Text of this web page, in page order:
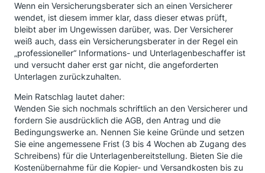
Wenn ein Versicherungsberater sich an einen Versicherer
wendet, ist diesem immer klar, dass dieser etwas prüft,
bleibt aber im Ungewissen darüber, was. Der Versicherer
weiß auch, dass ein Versicherungsberater in der Regel ein
„professioneller“ Informations- und Unterlagenbeschaffer ist
und versucht daher erst gar nicht, die angeforderten
Unterlagen zurückzuhalten.
Mein Ratschlag lautet daher:
Wenden Sie sich nochmals schriftlich an den Versicherer und
fordern Sie ausdrücklich die AGB, den Antrag und die
Bedingungswerke an. Nennen Sie keine Gründe und setzen
Sie eine angemessene Frist (3 bis 4 Wochen ab Zugang des
Schreibens) für die Unterlagenbereitstellung. Bieten Sie die
Kostenübernahme für die Kopier- und Versandkosten bis zu